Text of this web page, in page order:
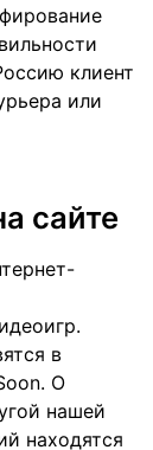
клиент
или
сайте
в
О
нашей
находятся